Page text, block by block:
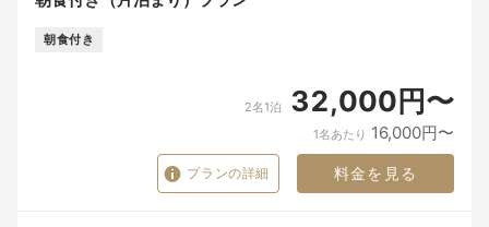
朝食付き
2名1泊 32,000円〜
1名あたり 16,000円〜
プランの詳細 料金を見る